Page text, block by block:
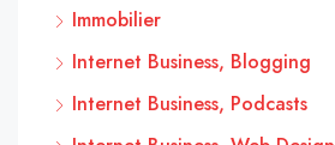
Immobilier
Internet Business, Blogging
Internet Business, Podcasts